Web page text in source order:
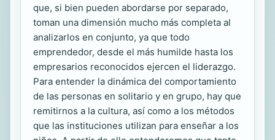
que, si bien pueden abordarse por separado,
toman una dimensión mucho más completa al
analizarlos en conjunto, ya que todo
emprendedor, desde el más humilde hasta los
empresarios reconocidos ejercen el liderazgo.
Para entender la dinámica del comportamiento
de las personas en solitario y en grupo, hay que
remitirnos a la cultura, así como a los métodos
que las instituciones utilizan para enseñar a los